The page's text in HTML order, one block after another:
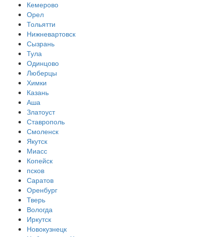
Кемерово
Орел
Тольятти
Нижневартовск
Сызрань
Тула
Одинцово
Люберцы
Химки
Казань
Аша
Златоуст
Ставрополь
Смоленск
Якутск
Миасс
Копейск
псков
Саратов
Оренбург
Тверь
Вологда
Иркутск
Новокузнецк